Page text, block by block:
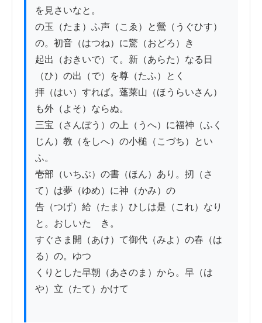
を見さいなと。
の玉（たま）ふ声（こゑ）と鶯（うぐひす）
の。初音（はつね）に驚（おどろ）き
起出（おきいで）て。新（あらた）なる日
（ひ）の出（で）を尊（たふ）とく
拝（はい）すれば。蓬莱山（ほうらいさん）
も外（よそ）ならぬ。
三宝（さんぼう）の上（うへ）に福神（ふく
じん）教（をしへ）の小槌（こづち）とい
ふ。
壱部（いちぶ）の書（ほん）あり。扨（さ
て）は夢（ゆめ）に神（かみ）の
告（つげ）給（たま）ひしは是（これ）なり
と。おしいたゞき。
すぐさま開（あけ）て御代（みよ）の春（は
る）の。ゆつ
くりとした早朝（あさのま）から。早（は
や）立（たて）かけて